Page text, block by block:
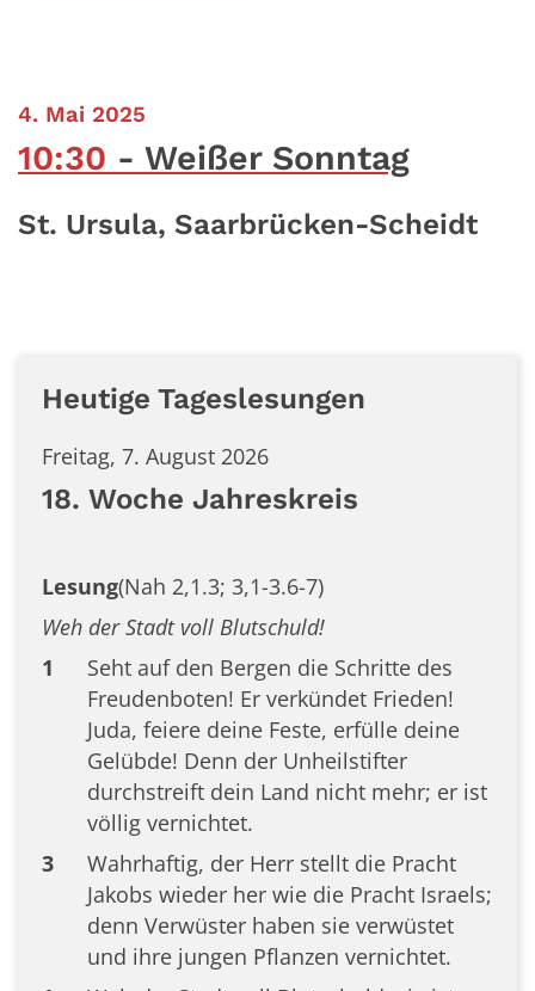
4. Mai 2025
10:30 Weißer Sonntag
St. Ursula, Saarbrücken-Scheidt
Heutige Tageslesungen
Freitag, 7. August 2026
18. Woche Jahreskreis
Lesung(Nah 2,1.3; 3,1-3.6-7)
Weh der Stadt voll Blutschuld!
1
Seht auf den Bergen die Schritte des
Freudenboten! Er verkündet Frieden!
Juda, feiere deine Feste, erfülle deine
Gelübde! Denn der Unheilstifter
durchstreift dein Land nicht mehr; er ist
völlig vernichtet.
3
Wahrhaftig, der Herr stellt die Pracht
Jakobs wieder her wie die Pracht Israels;
denn Verwüster haben sie verwüstet
und ihre jungen Pflanzen vernichtet.